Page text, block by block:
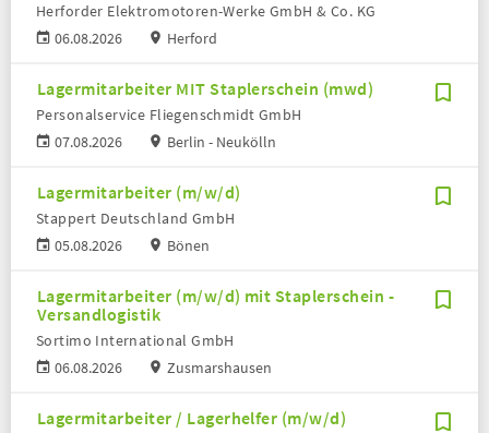
06.08.2026
Herforder Elektromotoren-Werke GmbH & Co. KG
Herford
Lagermitarbeiter MIT Staplerschein (mwd)
07.08.2026
Personalservice Fliegenschmidt GmbH
Berlin - Neukölln
Lagermitarbeiter (m/w/d)
05.08.2026
Stappert Deutschland GmbH
Bönen
Lagermitarbeiter (m/w/d) mit Staplerschein -
Versandlogistik
06.08.2026
Sortimo International GmbH
Zusmarshausen
Lagermitarbeiter / Lagerhelfer (m/w/d)